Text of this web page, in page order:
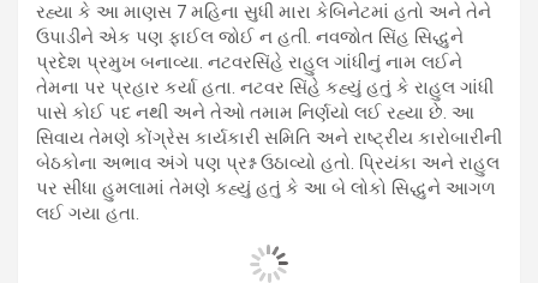
રહ્યા કે આ માણસ 7 મહિના સુધી મારા કેબિનેટમાં હતો અને તેને
ઉપાડીને એક પણ ફાઈલ જોઈ ન હતી. નવજોત સિંહ સિદ્ધુને
પ્રદેશ પ્રમુખ બનાવ્યા. નટવરસિંહે રાહુલ ગાંધીનું નામ લઈને
તેમના પર પ્રહાર કર્યા હતા. નટવર સિંહે કહ્યું હતું કે રાહુલ ગાંધી
પાસે કોઈ પદ નથી અને તેઓ તમામ નિર્ણયો લઈ રહ્યા છે. આ
સિવાય તેમણે કોંગ્રેસ કાર્યકારી સમિતિ અને રાષ્ટ્રીય કારોબારીની
બેઠકોના અભાવ અંગે પણ પ્રશ્ન ઉઠાવ્યો હતો. પ્રિયંકા અને રાહુલ
પર સીધા હુમલામાં તેમણે કહ્યું હતું કે આ બે લોકો સિદ્ધુને આગળ
લઈ ગયા હતા.